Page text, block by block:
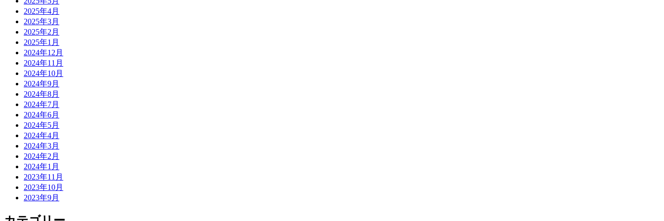
2025年4月
2025年3月
2025年2月
2025年1月
2024年12月
2024年11月
2024年10月
2024年9月
2024年8月
2024年7月
2024年6月
2024年5月
2024年4月
2024年3月
2024年2月
2024年1月
2023年11月
2023年10月
2023年9月